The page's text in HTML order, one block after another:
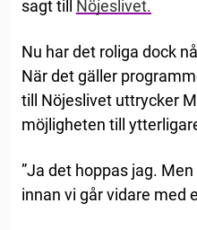
sagt till Nöjeslivet.
Nu har det roliga dock
När det gäller
till Nöjeslivet uttrycker
möjligheten till
”Ja det hoppas jag.
innan vi går vidare med